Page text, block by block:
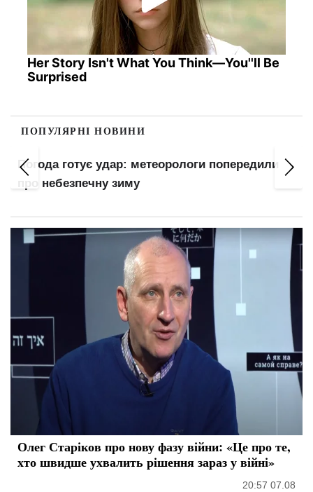
Her Story Isn't What You Think—You''ll Be
Surprised
ПОПУЛЯРНІ НОВИНИ
Погода готує удар: метеорологи попередили
про небезпечну зиму
Олег Старіков про нову фазу війни: «Це про те,
хто швидше ухвалить рішення зараз у війні»
20:57 07.08